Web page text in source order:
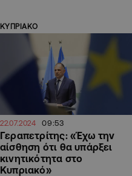
ΚΥΠΡΙΑΚΟ
22.07.2024 09:53
Γεραπετρίτης: «Έχω την
αίσθηση ότι θα υπάρξει
κινητικότητα στο
Κυπριακό»